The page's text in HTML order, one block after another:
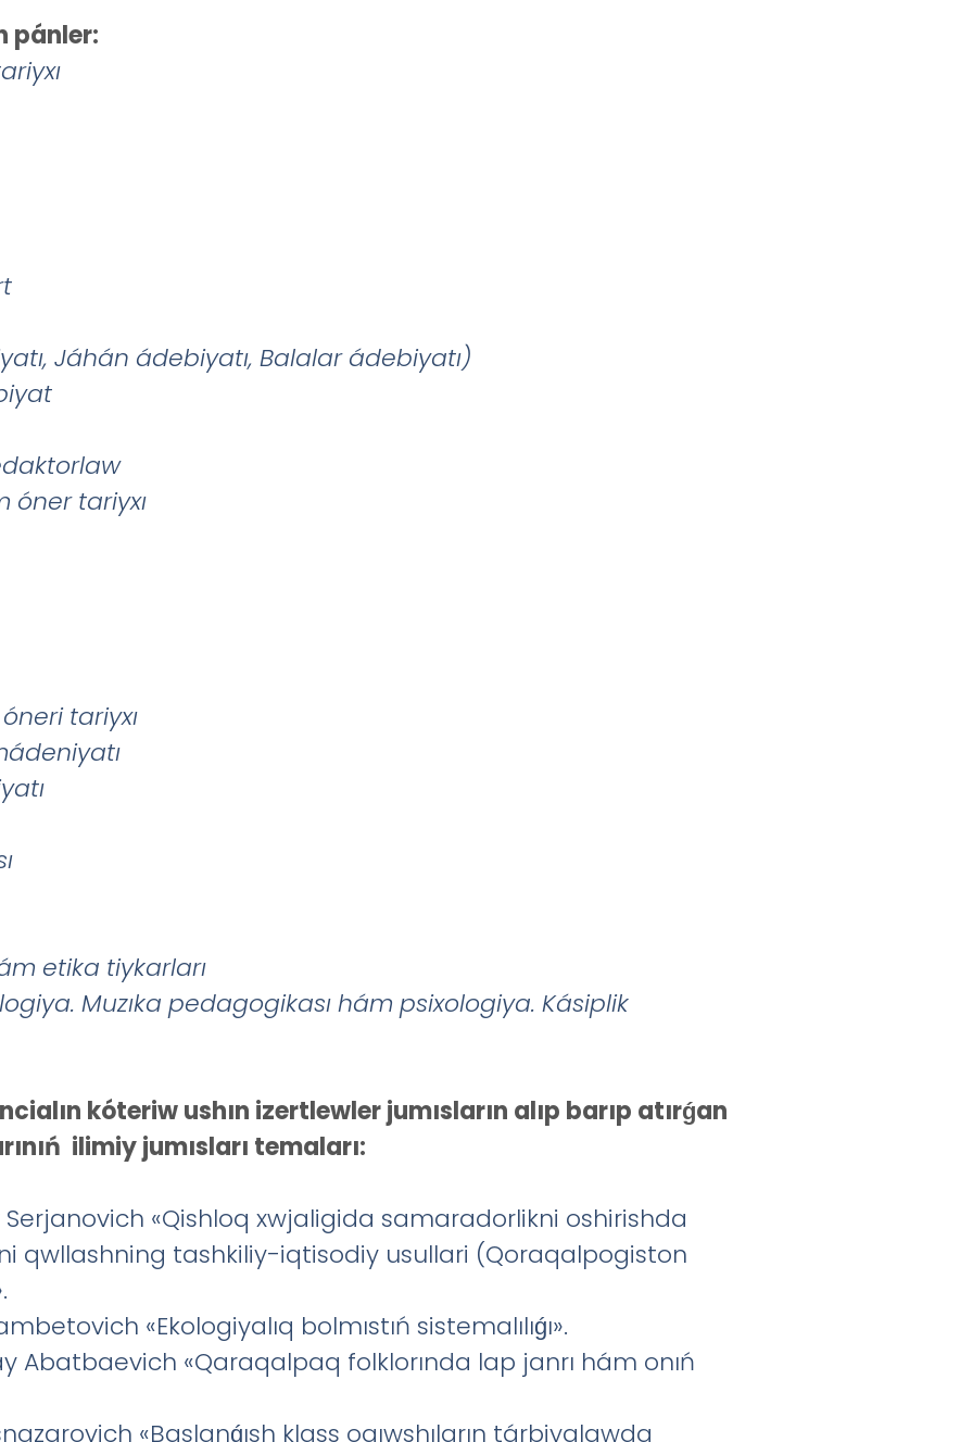
pánler:
ı, Jáhán ádebiyatı, Balalarádebiyatı)
óner tariyxı
neri tariyxı
m etika tiykarları
. Muzıka pedagogikasıhám psixologiya. Kásiplik
kóteriw ushın izertlewler jumısların alıp barıp atırǵan
ilimiy jumısları temaları:
«Qishloq xwjaligida samaradorlikni oshirishda
qwllashning tashkiliy-iqtisodiy usullari (Qoraqalpogiston
«Ekologiyalıq bolmıstıń sistemalılıǵı».
Abatbaevich «Qaraqalpaq folklorında lap janrı hám onıń
«Baslanǵısh klass oqıwshıların tárbiyalawda